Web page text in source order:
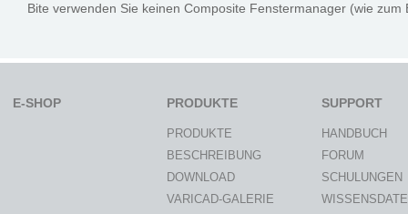
Bite verwenden Sie keinen Composite Fenstermanager (wie zum
E-SHOP PRODUKTE
PRODUKTE
BESCHREIBUNG
DOWNLOAD
VARICAD-GALERIE
SUPPORT
HANDBUCH
FORUM
SCHULUNGEN